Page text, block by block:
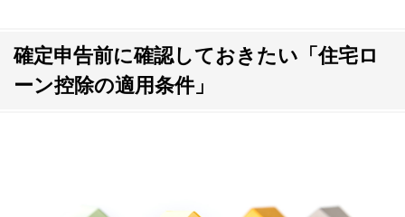
確定申告前に確認しておきたい「住宅ロ
ーン控除の適用条件」